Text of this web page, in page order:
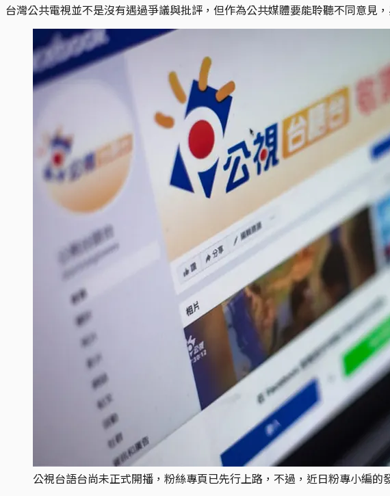
台灣公共電視並不是沒有遇過爭議與批評，但作為公共媒體要能聆聽不同意見
公視台語台尚未正式開播，粉絲專頁已先行上路，不過，近日粉專小編的